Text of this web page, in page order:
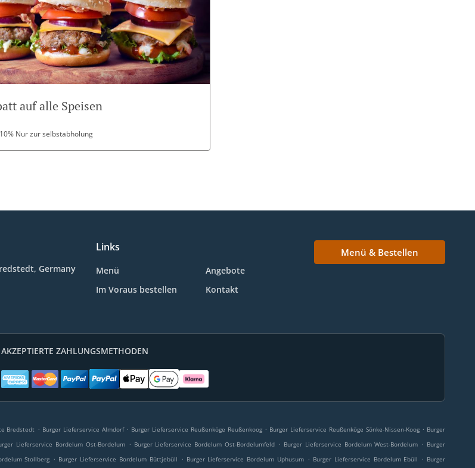
auf alle Speisen
Nur zur selbstabholung
Germany
Links
Menü
Angebote
Im Voraus bestellen
Kontakt
Menü & Bestellen
AKZEPTIERTE ZAHLUNGSMETHODEN
Bredstedt . Burger Lieferservice Almdorf . Burger Lieferservice Reußenköge Reußenkoog . Burger Lieferservice Reußenköge Sönke-Nissen-Koog . Burger
Lieferservice Bordelum Ost-Bordelum . Burger Lieferservice Bordelum Ost-Bordelumfeld . Burger Lieferservice Bordelum West-Bordelum . Burger
Stollberg . Burger Lieferservice Bordelum Büttjebüll . Burger Lieferservice Bordelum Uphusum . Burger Lieferservice Bordelum Ebüll . Burger